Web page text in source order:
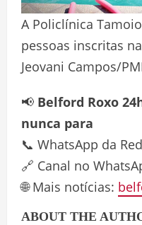
A Policlínica
pessoas inscritas
Jeovani Campos/
📢 Belford Roxo
nunca para
📞 WhatsApp da
🔗 Canal no
🌐 Mais notícias:
ABOUT THE